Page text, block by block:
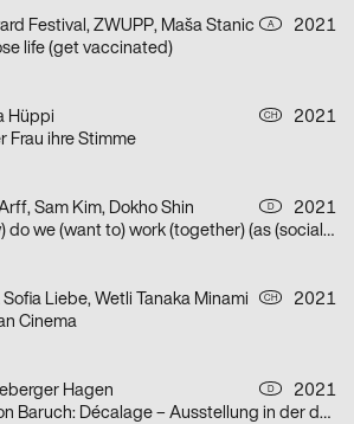
Festival, ZWUPP, Maša Stanic A
2021
life (get vaccinated)
Hüppi CH
2021
Frau ihre Stimme
Sam Kim, Dokho Shin D
2021
(How) do we (want to) work (together) (as (socially engaged) designers (students and neighbors)) (in neoliberal times)?
Liebe, Wetli Tanaka Minami CH
2021
Cinema
Hagen D
2021
Marion Baruch: Décalage – Ausstellung in der der HGB Galerie